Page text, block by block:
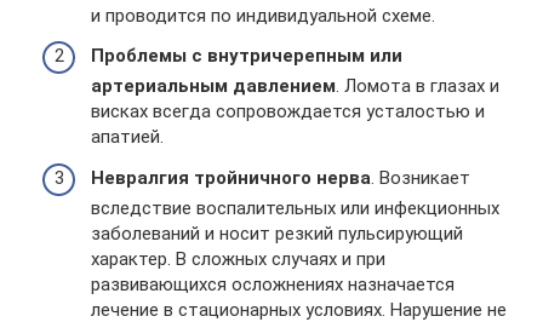
и проводится по индивидуальной схеме.
Проблемы с внутричерепным или
артериальным давлением. Ломота в глазах и
висках всегда сопровождается усталостью и
апатией.
Невралгия тройничного нерва . Возникает
вследствие воспалительных или инфекционных
заболеваний и носит резкий пульсирующий
характер. В сложных случаях и при
развивающихся осложнениях назначается
лечение в стационарных условиях. Нарушение не